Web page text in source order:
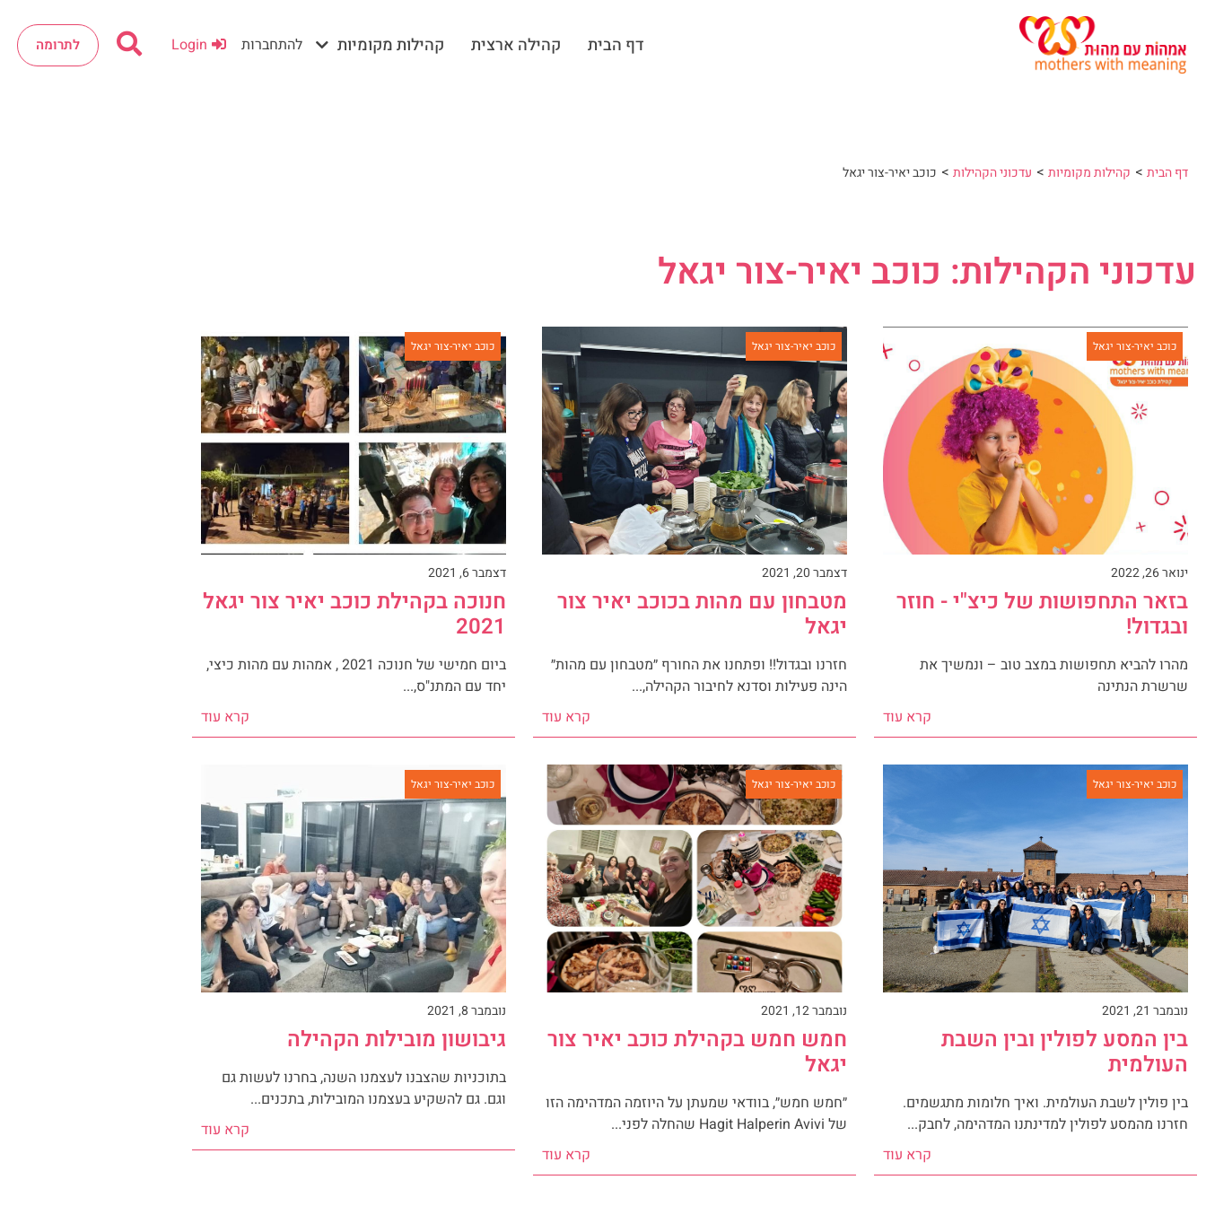
דף הבית קהילה ארצית קהילות מקומיות להתחברות Login לתרומה
דף הבית > קהילות מקומיות > עדכוני הקהילות > כוכב יאיר-צור יגאל
עדכוני הקהילות​: כוכב יאיר-צור יגאל
כוכב יאיר-צור יגאל
ינואר 26, 2022
בזאר התחפושות של כיצ"י - חוזר
ובגדול!
מהרו להביא תחפושות במצב טוב – ונמשיך את
שרשרת הנתינה
קרא עוד
כוכב יאיר-צור יגאל
דצמבר 20, 2021
מטבחון עם מהות בכוכב יאיר צור
יגאל
חזרנו ובגדול!! ופתחנו את החורף ״מטבחון עם מהות״
הינה פעילות וסדנא לחיבור הקהילה,...
קרא עוד
כוכב יאיר-צור יגאל
דצמבר 6, 2021
חנוכה בקהילת כוכב יאיר צור יגאל
2021
ביום חמישי של חנוכה 2021 , אמהות עם מהות כיצי,
יחד עם המתנ"ס,...
קרא עוד
כוכב יאיר-צור יגאל
נובמבר 21, 2021
בין המסע לפולין ובין השבת
העולמית
בין פולין לשבת העולמית. ואיך חלומות מתגשמים.
חזרנו מהמסע לפולין למדינתנו המדהימה, לחבק...
קרא עוד
כוכב יאיר-צור יגאל
נובמבר 12, 2021
חמש חמש בקהילת כוכב יאיר צור
יגאל
״חמש חמש״, בוודאי שמעתן על היוזמה המדהימה הזו
של Hagit Halperin Avivi שהחלה לפני...
קרא עוד
כוכב יאיר-צור יגאל
נובמבר 8, 2021
גיבושון מובילות הקהילה
בתוכניות שהצבנו לעצמנו השנה, בחרנו לעשות גם
וגם. גם להשקיע בעצמנו המובילות, בתכנים...
קרא עוד